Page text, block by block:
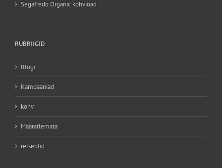
Segafredo Organic kohvioad
RUBRIIGID
Blogi
Kampaaniad
kohv
Määratlemata
retseptid